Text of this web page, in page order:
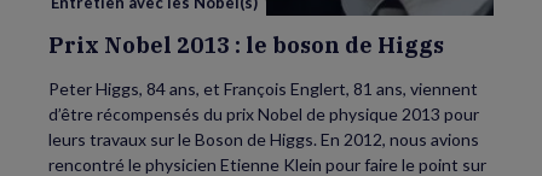
Prix Nobel 2013 : le boson de Higgs
Peter Higgs, 84 ans, et François Englert, 81 ans, viennent
d’être récompensés du prix Nobel de physique 2013 pour
leurs travaux sur le Boson de Higgs. En 2012, nous avions
rencontré le physicien Etienne Klein pour faire le point sur